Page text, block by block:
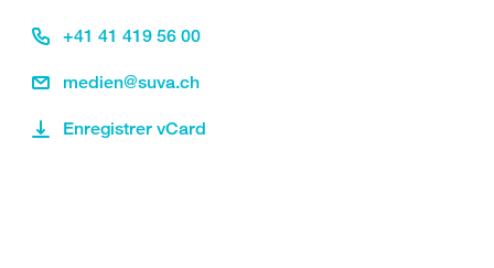
+41 41 419 56 00
medien@suva.ch
Enregistrer vCard